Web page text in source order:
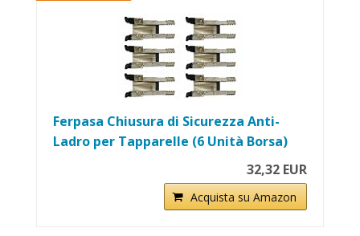
Ferpasa Chiusura di Sicurezza Anti-
Ladro per Tapparelle (6 Unità Borsa)
32,32 EUR
Acquista su Amazon